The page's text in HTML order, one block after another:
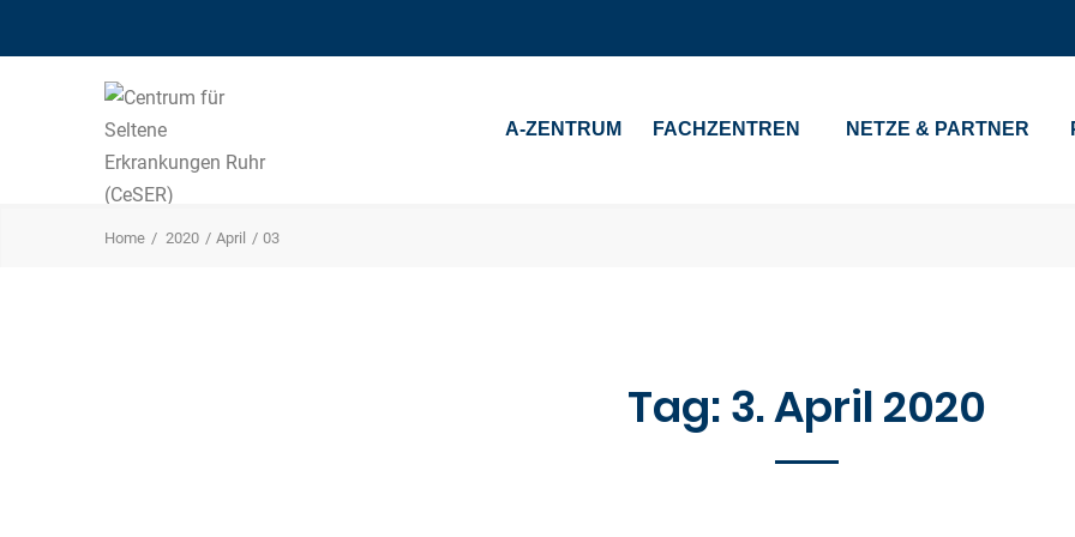
A-ZENTRUM FACHZENTREN NETZE & PARTNER
Home 2020 April 03
Tag:3. April 2020